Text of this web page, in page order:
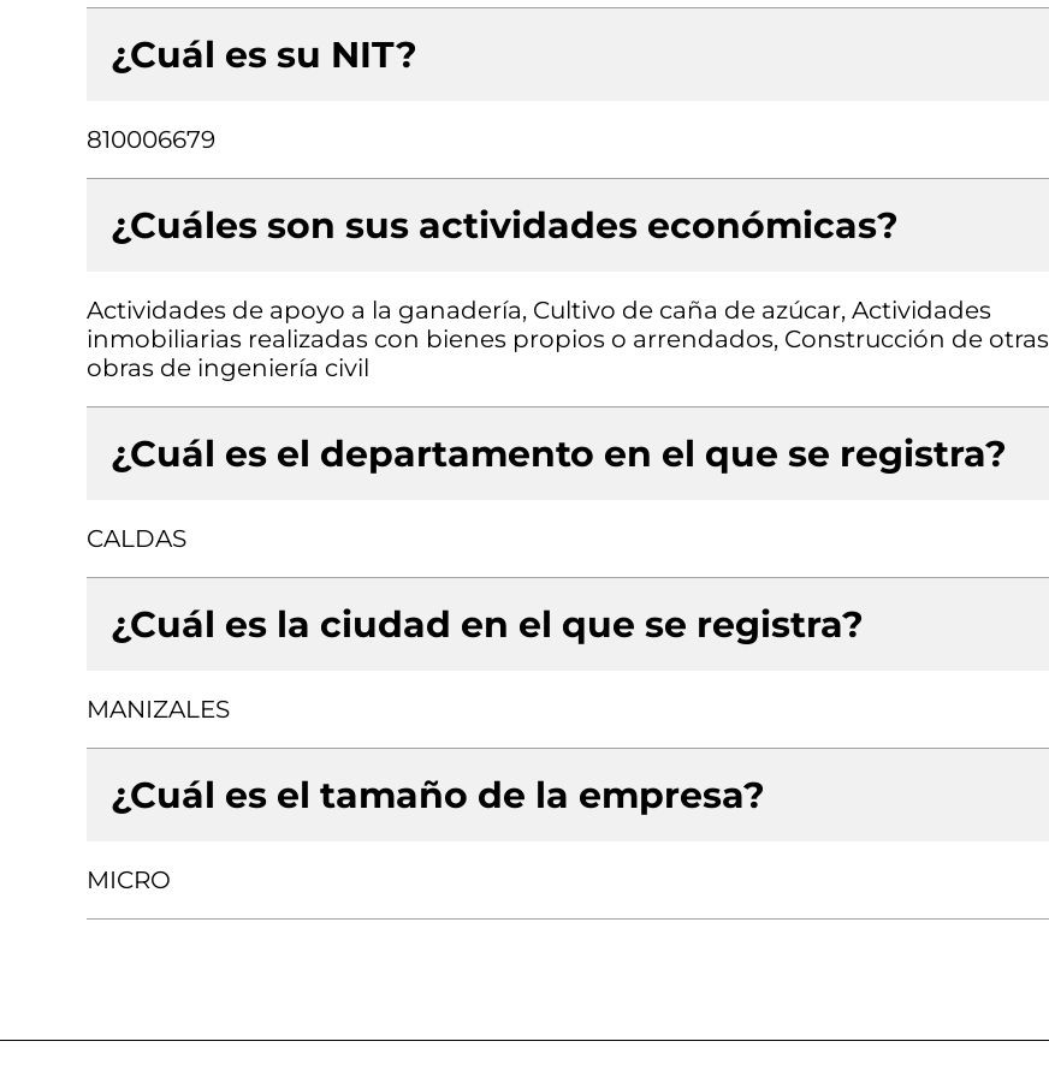
¿Cuál es su NIT?
810006679
¿Cuáles son sus actividades económicas?
Actividades de apoyo a la ganadería, Cultivo de caña de azúcar, Actividades
inmobiliarias realizadas con bienes propios o arrendados, Construcción de otras
obras de ingeniería civil
¿Cuál es el departamento en el que se registra?
CALDAS
¿Cuál es la ciudad en el que se registra?
MANIZALES
¿Cuál es el tamaño de la empresa?
MICRO